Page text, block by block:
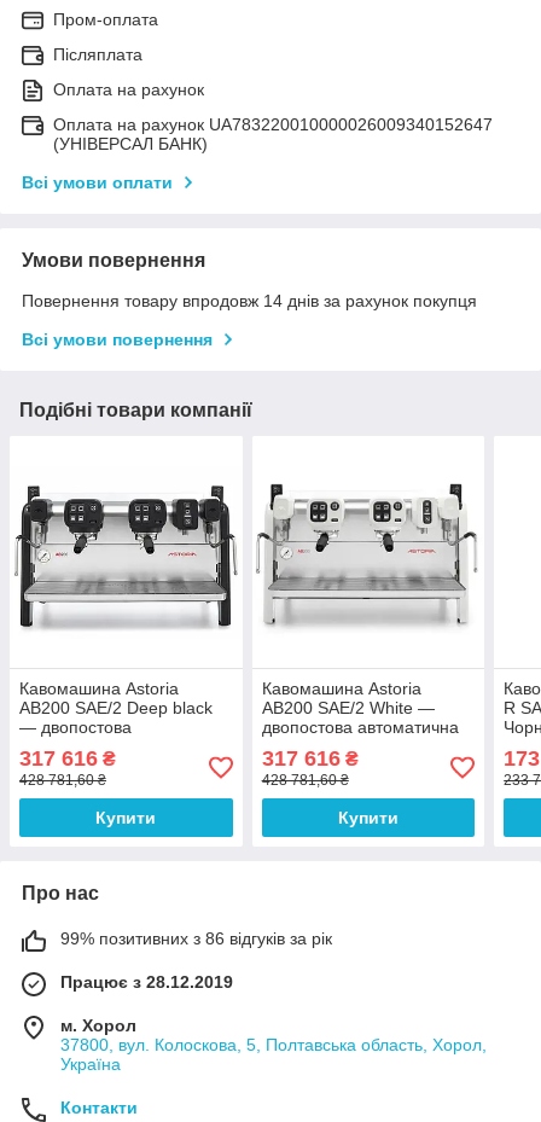
Пром-оплата
Післяплата
Оплата на рахунок
Оплата на рахунок UA783220010000026009340152647
(УНІВЕРСАЛ БАНК)
Всі умови оплати
Умови повернення
Повернення товару впродовж 14 днів за рахунок покупця
Всі умови повернення
Подібні товари компанії
Кавомашина Astoria
AB200 SAE/2 Deep black
— двопостова
автоматична
317 616 ₴
428 781,60 ₴
Купити
Кавомашина Astoria
AB200 SAE/2 White —
двопостова автоматична
317 616₴
428 781,60 ₴
Купити
R
233
Про нас
99% позитивних з 86 відгуків за рік
Працює з 28.12.2019
м. Хорол
37800, вул. Колоскова, 5, Полтавська область, Хорол,
Україна
Контакти